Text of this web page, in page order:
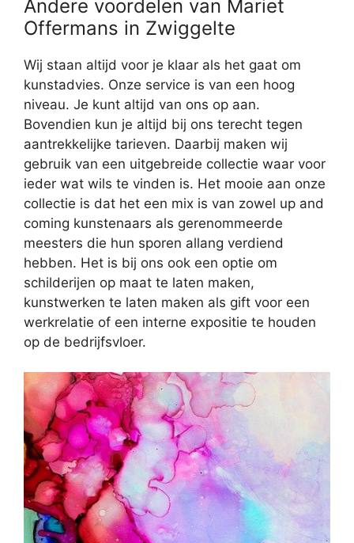
Andere voordelen van Mariet
Offermans in Zwiggelte
Wij staan altijd voor je klaar als het gaat om
kunstadvies. Onze service is van een hoog
niveau. Je kunt altijd van ons op aan.
Bovendien kun je altijd bij ons terecht tegen
aantrekkelijke tarieven. Daarbij maken wij
gebruik van een uitgebreide collectie waar voor
ieder wat wils te vinden is. Het mooie aan onze
collectie is dat het een mix is van zowel up and
coming kunstenaars als gerenommeerde
meesters die hun sporen allang verdiend
hebben. Het is bij ons ook een optie om
schilderijen op maat te laten maken,
kunstwerken te laten maken als gift voor een
werkrelatie of een interne expositie te houden
op de bedrijfsvloer.